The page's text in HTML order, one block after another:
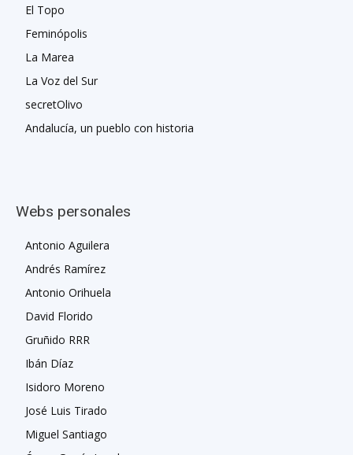
El Topo
Feminópolis
La Marea
La Voz del Sur
secretOlivo
Andalucía, un pueblo con historia
Webs personales
Antonio Aguilera
Andrés Ramírez
Antonio Orihuela
David Florido
Gruñido RRR
Ibán Díaz
Isidoro Moreno
José Luis Tirado
Miguel Santiago